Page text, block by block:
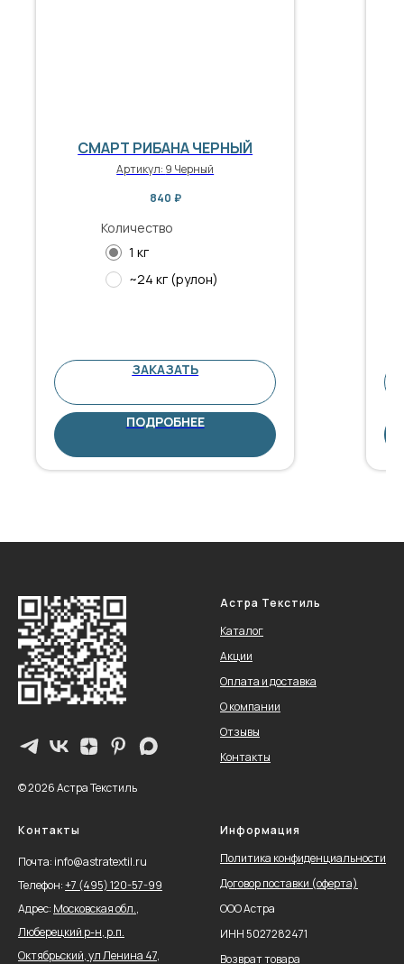
СМАРТ РИБАНА ЧЕРНЫЙ
Артикул: 9 Черный
840 ₽
Количество
1 кг
~24 кг (рулон)
ЗАКАЗАТЬ
ПОДРОБНЕЕ
© 2026 Астра Текстиль
Астра Текстиль
Каталог
Акции
Оплата и доставка
О компании
Отзывы
Контакты
Контакты
Почта: info@astratextil.ru
Телефон:+7 (495) 120-57-99
Адрес: Московская обл.,
Люберецкий р-н, р.п.
Октябрьский, ул Ленина 47,
Информация
Политика конфиденциальности
Договор поставки (оферта)
ООО Астра
ИНН 5027282471
Возврат товара